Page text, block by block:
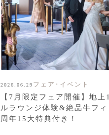
2026.06.29 フェア･イベント
【7月限定フェア開催】地
ルラウンジ体験&絶品牛フ
周年15大特典付き！